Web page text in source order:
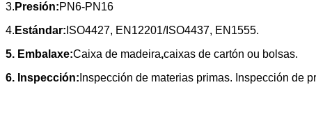
3. Presión:PN6-PN16
4. Estándar: ISO4427, EN12201/ISO4437, EN1555.
5. Embalaxe:Caixa de madeira,caixas de cartón ou bolsas.
6. Inspección: Inspección de materias primas. Inspección de